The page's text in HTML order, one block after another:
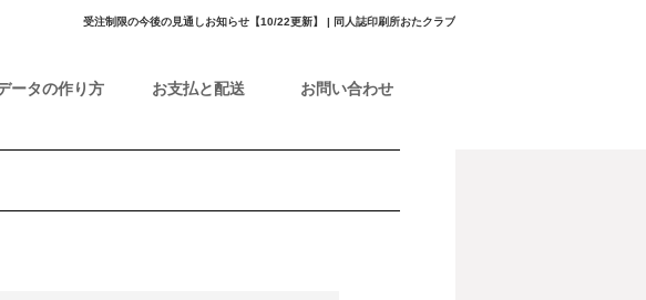
受注制限の今後の見通しお知らせ【10/22更新】 | 同人誌印刷所おたクラブ
ータの作り方 お支払と配送 お問い合わせ